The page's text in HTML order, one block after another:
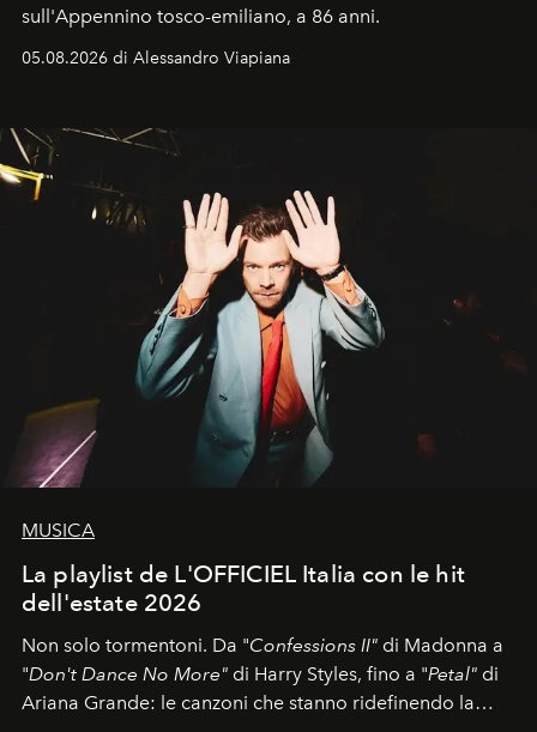
sull'Appennino tosco-emiliano, a 86 anni.
05.08.2026 di Alessandro Viapiana
MUSICA
La playlist de L'OFFICIEL Italia con le hit
dell'estate 2026
Non solo tormentoni. Da "Confessions II" di Madonna a
"Don't Dance No More" di Harry Styles, fino a "Petal" di
Ariana Grande: le canzoni che stanno ridefinendo la